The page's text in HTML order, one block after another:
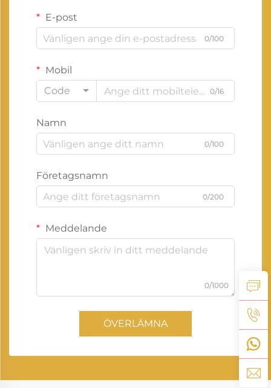
E-post
0/100
Mobil
Code
0/16
Namn
0/100
Företagsnamn
0/200
Meddelande
0/1000
ÖVERLÄMNA